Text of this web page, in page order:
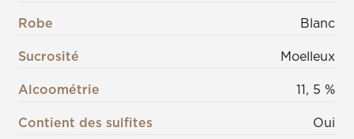
Robe
Blanc
Sucrosité
Moelleux
Alcoométrie
11, 5 %
Contient des sulfites
Oui